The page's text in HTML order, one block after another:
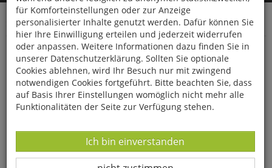
Startseite Bücher Literatur Belletristik
Fröhliche Tage im fröhlichen Haus
für Komforteinstellungen oder zur Anzeige
personalisierter Inhalte genutzt werden. Dafür können Sie
hier Ihre Einwilligung erteilen und jederzeit widerrufen
oder anpassen. Weitere Informationen dazu finden Sie in
unserer Datenschutzerklärung. Sollten Sie optionale
Cookies ablehnen, wird Ihr Besuch nur mit zwingend
notwendigen Cookies fortgeführt. Bitte beachten Sie, dass
auf Basis Ihrer Einstellungen womöglich nicht mehr alle
Funktionalitäten der Seite zur Verfügung stehen.
Datenverarbeitung -
Ich bin einverstanden